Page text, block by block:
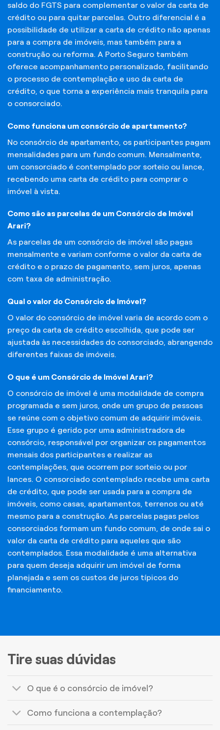
saldo do FGTS para complementar o valor da carta de
crédito ou para quitar parcelas. Outro diferencial é a
possibilidade de utilizar a carta de crédito não apenas
para a compra de imóveis, mas também para a
construção ou reforma. A Porto Seguro também
oferece acompanhamento personalizado, facilitando
o processo de contemplação e uso da carta de
crédito, o que torna a experiência mais tranquila para
o consorciado.
Como funciona um consórcio de apartamento?
No consórcio de apartamento, os participantes pagam
mensalidades para um fundo comum. Mensalmente,
um consorciado é contemplado por sorteio ou lance,
recebendo uma carta de crédito para comprar o
imóvel à vista.
Como são as parcelas de um Consórcio de Imóvel
Arari?
As parcelas de um consórcio de imóvel são pagas
mensalmente e variam conforme o valor da carta de
crédito e o prazo de pagamento, sem juros, apenas
com taxa de administração.
Qual o valor do Consórcio de Imóvel?
O valor do consórcio de imóvel varia de acordo com o
preço da carta de crédito escolhida, que pode ser
ajustada às necessidades do consorciado, abrangendo
diferentes faixas de imóveis.
O que é um Consórcio de Imóvel Arari?
O consórcio de imóvel é uma modalidade de compra
programada e sem juros, onde um grupo de pessoas
se reúne com o objetivo comum de adquirir imóveis.
Esse grupo é gerido por uma administradora de
consórcio, responsável por organizar os pagamentos
mensais dos participantes e realizar as
contemplações, que ocorrem por sorteio ou por
lances. O consorciado contemplado recebe uma carta
de crédito, que pode ser usada para a compra de
imóveis, como casas, apartamentos, terrenos ou até
mesmo para a construção. As parcelas pagas pelos
consorciados formam um fundo comum, de onde sai o
valor da carta de crédito para aqueles que são
contemplados. Essa modalidade é uma alternativa
para quem deseja adquirir um imóvel de forma
planejada e sem os custos de juros típicos do
financiamento.
Tire suas dúvidas
O que é o consórcio de imóvel?
Como funciona a contemplação?